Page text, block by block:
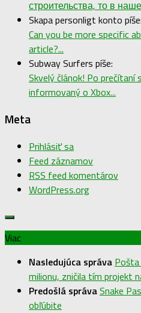
строительства, то в
Skapa personligt konto píše:
Can you be more specific
article?...
Subway Surfers píše:
Skvelý článok! Po prečítaní
informovaný o Xbox...
Meta
Prihlásiť sa
Feed záznamov
RSS feed komentárov
WordPress.org
Viac
Nasledujúca správa
milionu, zničila tím projekt
Predošlá správaSnake
obľúbite